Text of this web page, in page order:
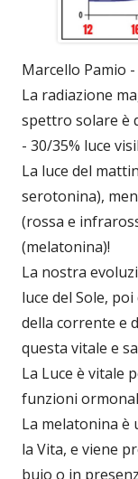
Marcello Pamio
La radiazione
spettro solare è
- 30/35% luce
La luce del
serotonina),
(rossa e
(melatonina)!
La nostra
luce del Sole,
della corrente e
questa vitale e
La Luce è vitale
funzioni
La melatonina
la Vita, e viene
buio o in